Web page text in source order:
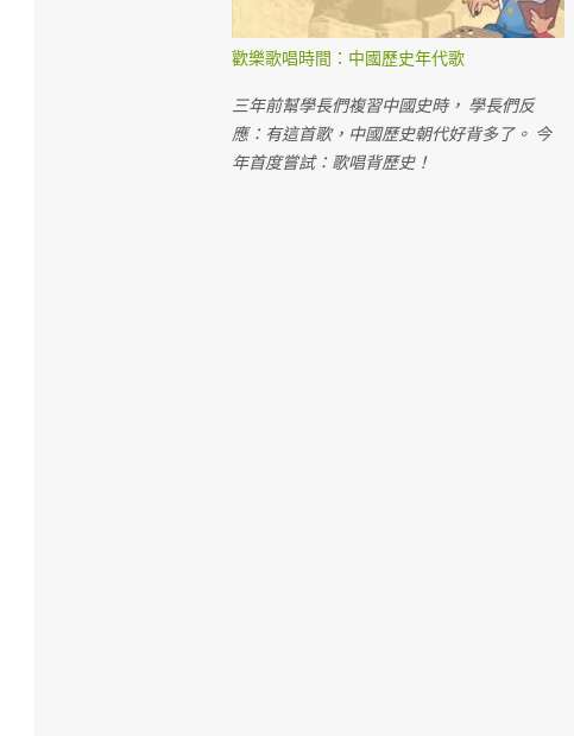
歡樂歌唱時間：中國歷史年代歌
三年前幫學長們複習中國史時， 學長們反
應：有這首歌，中國歷史朝代好背多了。 今
年首度嘗試：歌唱背歷史！